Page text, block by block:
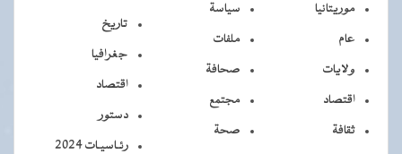
موريتانيا
عام
ولايات
اقتصاد
ثقافة
سياسة
ملفات
صحافة
مجتمع
صحة
تاريخ
جغرافيا
اقتصاد
دستور
رئـاسيـات 2024